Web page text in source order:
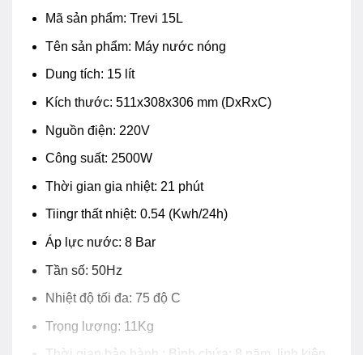
Mã sản phẩm: Trevi 15L
Tên sản phẩm: Máy nước nóng
Dung tích: 15 lít
Kích thước: 511x308x306 mm (DxRxC)
Nguồn điện: 220V
Công suất: 2500W
Thời gian gia nhiệt: 21 phút
Tiingr thất nhiệt: 0.54 (Kwh/24h)
Áp lực nước: 8 Bar
Tần số: 50Hz
Nhiệt độ tối đa: 75 độ C
Trọng lượng: 11Kg